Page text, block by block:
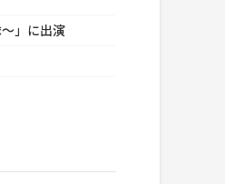
」に出演